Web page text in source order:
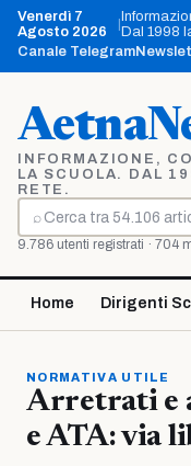
Vai
contenuto
Venerdì 7
Agosto 2026
Dal 1998
Canale Telegram
INFORMAZIONE,
LA SCUOLA. DAL
RETE.
⌕
Cerca
9.786 utenti registrati · 704
Home Dirigenti
NORMATIVA UTILE
Arretrati e
e ATA: via